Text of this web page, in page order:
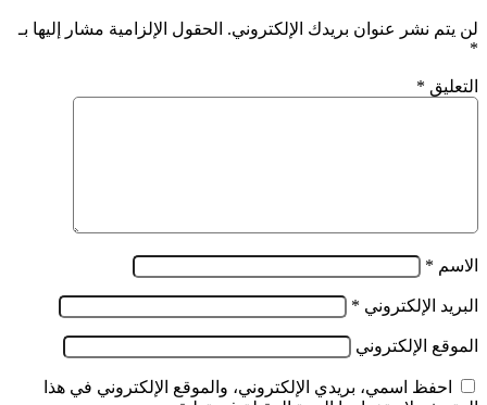
لن يتم نشر عنوان بريدك الإلكتروني. الحقول الإلزامية مشار إليها بـ
*
التعليق *
الاسم *
البريد الإلكتروني *
الموقع الإلكتروني
احفظ اسمي، بريدي الإلكتروني، والموقع الإلكتروني في هذا